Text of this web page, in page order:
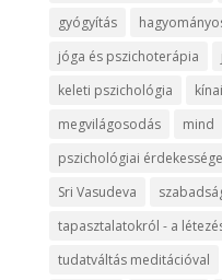
gyógyítás
jóga és pszichoterápia
keleti pszichológia
megvilágosodás
mind
pszichológiai
Sri Vasudeva
tapasztalatokról - a
tudatváltás meditációval